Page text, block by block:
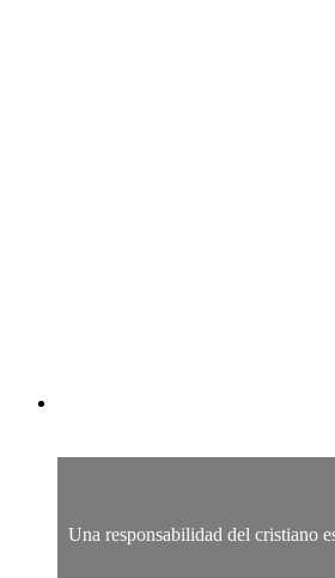
Una responsabilidad del cristiano